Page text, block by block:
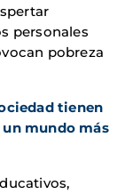
personales
pobreza
tienen
mundo más